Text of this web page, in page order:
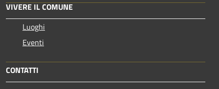
VIVERE IL COMUNE
Luoghi
Eventi
CONTATTI